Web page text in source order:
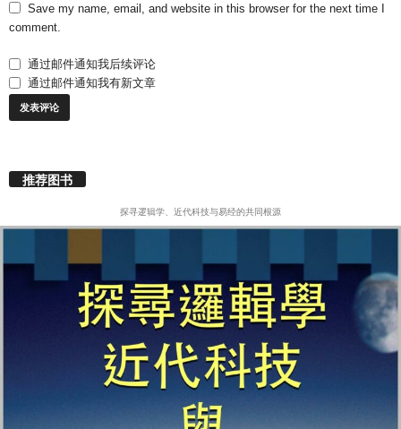
Save my name, email, and website in this browser for the next time I
comment.
通过邮件通知我后续评论
通过邮件通知我有新文章
推荐图书
探寻逻辑学、近代科技与易经的共同根源